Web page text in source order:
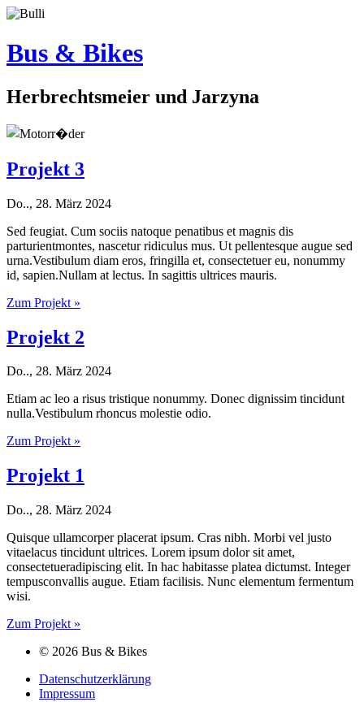
Bus & Bikes
Herbrechtsmeier und Jarzyna
Projekt 3
Do.., 28. März 2024
Sed feugiat. Cum sociis natoque penatibus et magnis dis
parturientmontes, nascetur ridiculus mus. Ut pellentesque augue sed
urna.Vestibulum diam eros, fringilla et, consectetuer eu, nonummy
id, sapien.Nullam at lectus. In sagittis ultrices mauris.
Zum Projekt »
Projekt 2
Do.., 28. März 2024
Etiam ac leo a risus tristique nonummy. Donec dignissim tincidunt
nulla.Vestibulum rhoncus molestie odio.
Zum Projekt »
Projekt 1
Do.., 28. März 2024
Quisque ullamcorper placerat ipsum. Cras nibh. Morbi vel justo
vitaelacus tincidunt ultrices. Lorem ipsum dolor sit amet,
consectetueradipiscing elit. In hac habitasse platea dictumst. Integer
tempusconvallis augue. Etiam facilisis. Nunc elementum fermentum
wisi.
Zum Projekt »
© 2026 Bus & Bikes
Datenschutzerklärung
Impressum